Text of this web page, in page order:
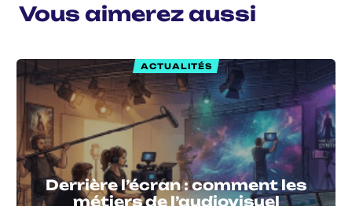
Vous aimerez aussi
ACTUALITÉS
Derrière l’écran : comment les
métiers de l’audiovisuel